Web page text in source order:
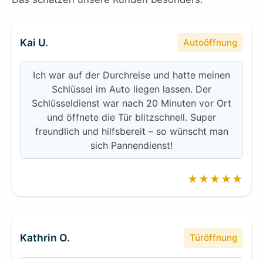
Kai U. Autoöffnung
Ich war auf der Durchreise und hatte meinen
Schlüssel im Auto liegen lassen. Der
Schlüsseldienst war nach 20 Minuten vor Ort
und öffnete die Tür blitzschnell. Super
freundlich und hilfsbereit – so wünscht man
sich Pannendienst!
★★★★★
Kathrin O. Türöffnung